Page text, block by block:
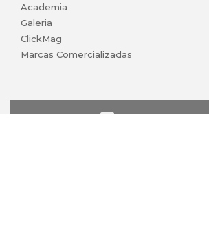
Academia
Galeria
ClickMag
Marcas Comercializadas
lojaonline@colorfoto.pt